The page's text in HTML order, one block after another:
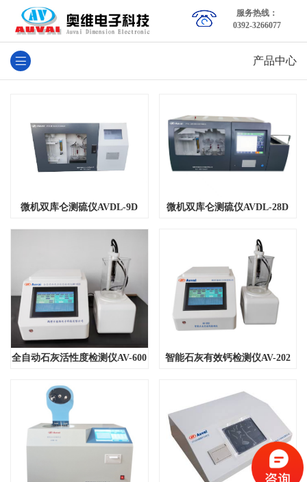
服务热线：
0392-3266077
产品中心
微机双库仑测硫仪AVDL-9D 微机双库仑测硫仪AVDL-28D
全自动石灰活性度检测仪AV-600 智能石灰有效钙检测仪AV-202